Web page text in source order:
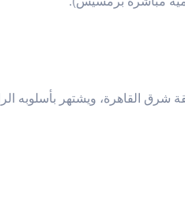
القاهرة، ويشتهر بأسلوبه